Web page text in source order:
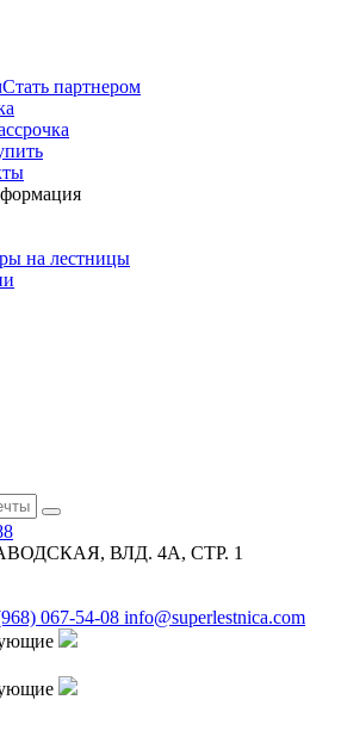
Стать партнером
на лестницы
ВЛД. 4А, СТР. 1
067-54-08 info@superlestnica.com